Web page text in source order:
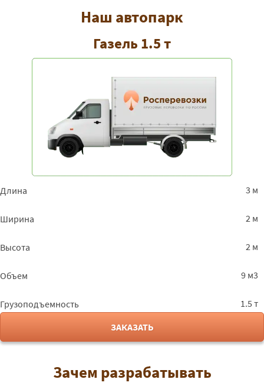
Наш автопарк
Газель 1.5 т
Длина 3 м
Ширина 2 м
Высота 2 м
Объем 9 м3
Грузоподъемность
1.5 т
ЗАКАЗАТЬ
Зачем разрабатывать